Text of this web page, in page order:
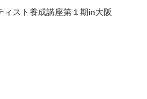
スト養成講座第１期in大阪